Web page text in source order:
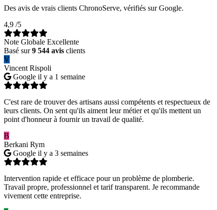
Des avis de vrais clients ChronoServe, vérifiés sur Google.
4,9 /5
Note Globale Excellente
Basé sur9 544 avis clients
V
Vincent Rispoli
Google il y a 1 semaine
C'est rare de trouver des artisans aussi compétents et respectueux de
leurs clients. On sent qu'ils aiment leur métier et qu'ils mettent un
point d'honneur à fournir un travail de qualité.
B
Berkani Rym
Google il y a 3 semaines
Intervention rapide et efficace pour un problème de plomberie.
Travail propre, professionnel et tarif transparent. Je recommande
vivement cette entreprise.